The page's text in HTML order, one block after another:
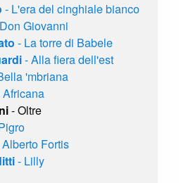
- L'era del cinghiale bianco
Giovanni
- La torre di Babele
- Alla fiera dell'est
'mbriana
Africana
- Oltre
Fortis
- Lilly